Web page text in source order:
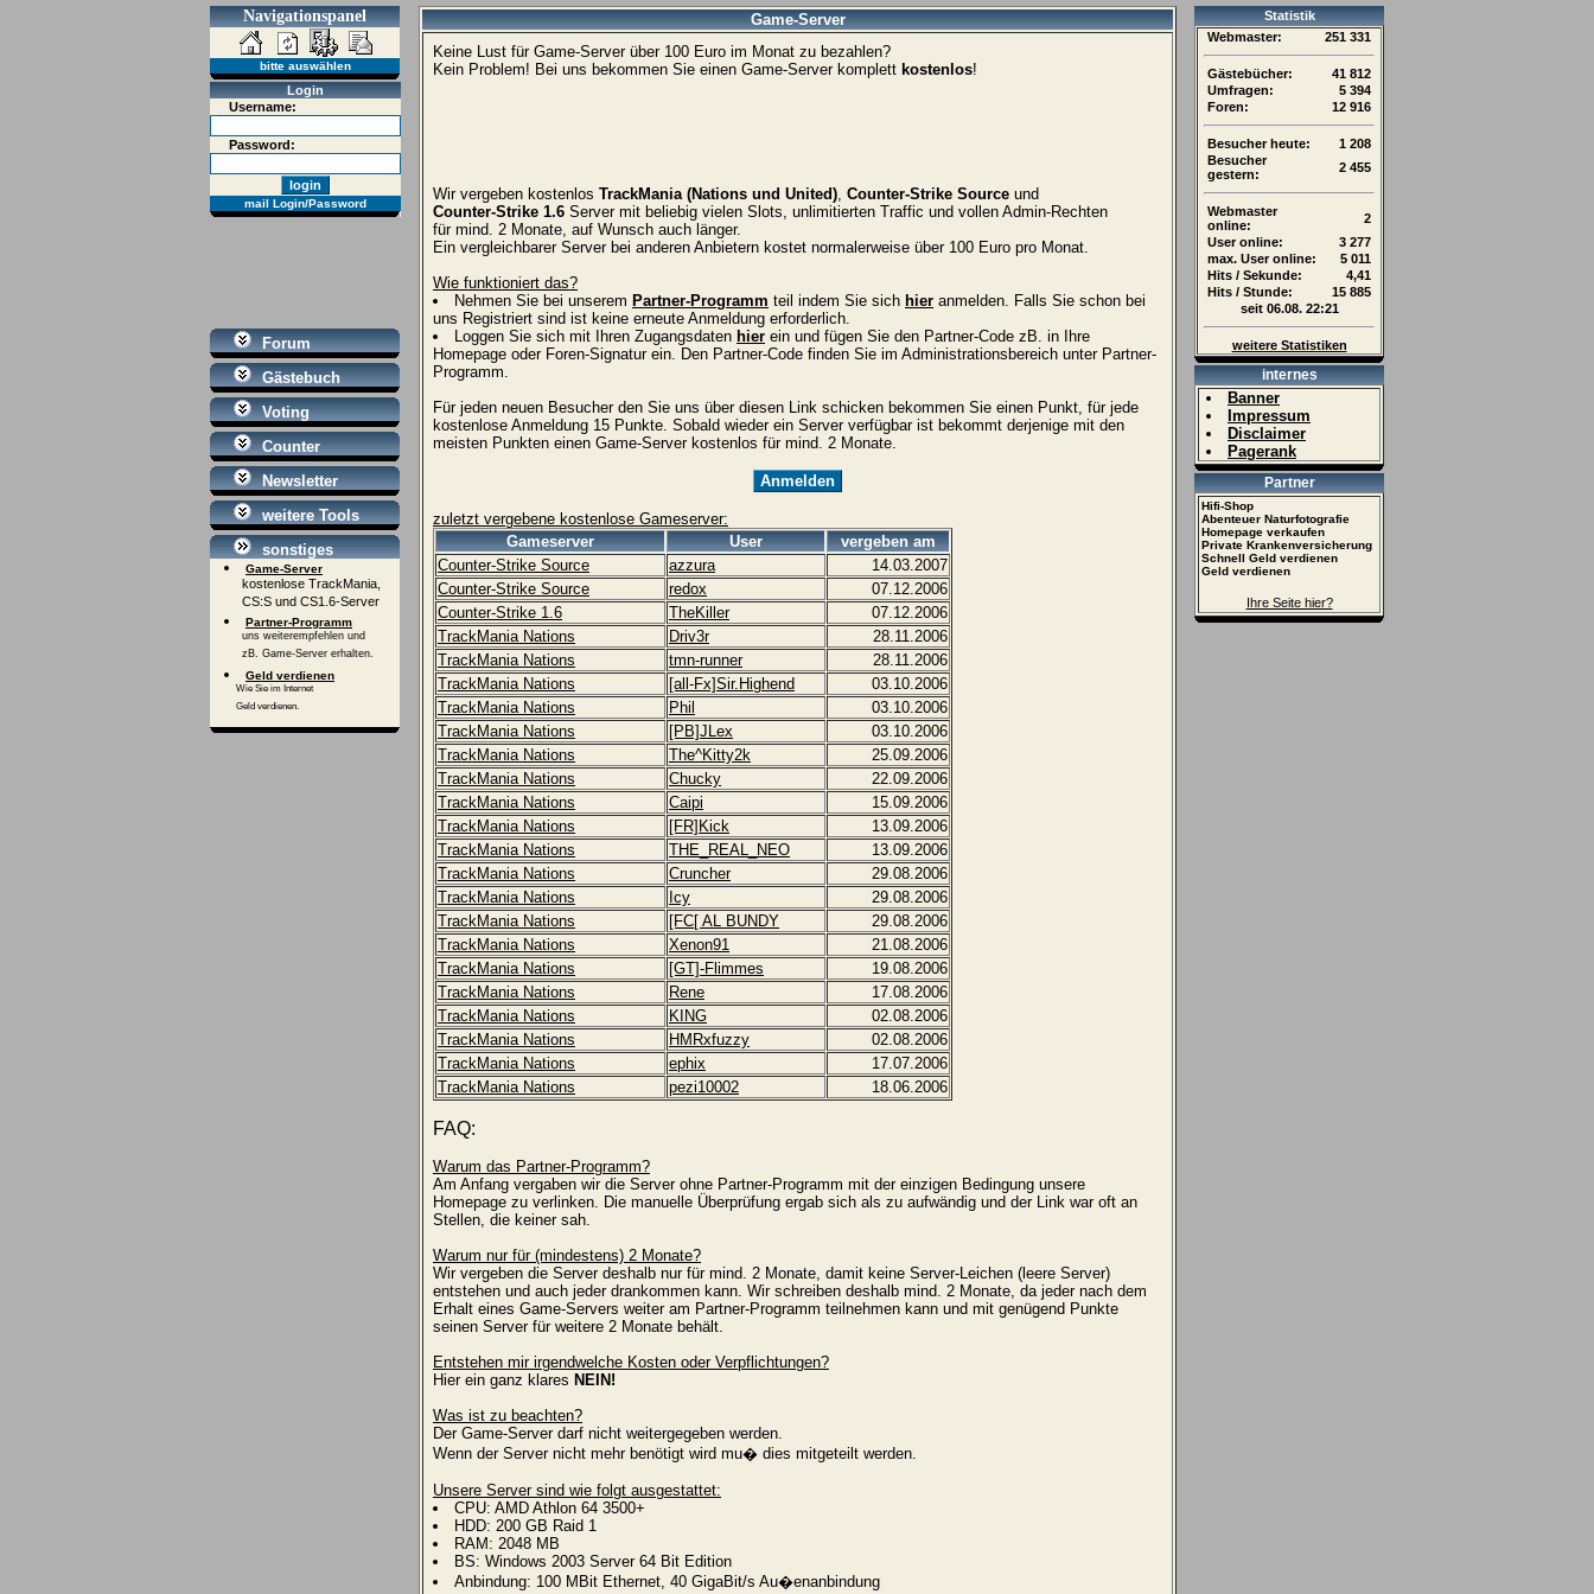
Navigationspanel
bitte auswählen
Login
Username:
Password:
mail Login/Password
Forum
Gästebuch
Voting
Counter
Newsletter
weitere Tools
sonstiges
Game-Server
kostenlose TrackMania,
CS:S und CS1.6-Server
Partner-Programm
uns weiterempfehlen und
zB. Game-Server erhalten.
Geld verdienen
Wie Sie im Internet
Geld verdienen.
Game-Server
Keine Lust für Game-Server über 100 Euro im Monat zu bezahlen?
Kein Problem! Bei uns bekommen Sie einen Game-Server komplett kostenlos!
Wir vergeben kostenlos TrackMania (Nations und United), Counter-Strike Source und
Counter-Strike 1.6 Server mit beliebig vielen Slots, unlimitierten Traffic und vollen Admin-Rechten
für mind. 2 Monate, auf Wunsch auch länger.
Ein vergleichbarer Server bei anderen Anbietern kostet normalerweise über 100 Euro pro Monat.
Wie funktioniert das?
Nehmen Sie bei unserem Partner-Programm teil indem Sie sich hier anmelden. Falls Sie schon bei
uns Registriert sind ist keine erneute Anmeldung erforderlich.
Loggen Sie sich mit Ihren Zugangsdaten hier ein und fügen Sie den Partner-Code zB. in Ihre
Homepage oder Foren-Signatur ein. Den Partner-Code finden Sie im Administrationsbereich unter Partner-
Programm.
Für jeden neuen Besucher den Sie uns über diesen Link schicken bekommen Sie einen Punkt, für jede
kostenlose Anmeldung 15 Punkte. Sobald wieder ein Server verfügbar ist bekommt derjenige mit den
meisten Punkten einen Game-Server kostenlos für mind. 2 Monate.
Anmelden
zuletzt vergebene kostenlose Gameserver:
Gameserver
User
vergeben am
Counter-Strike Source
azzura
14.03.2007
Counter-Strike Source
redox
07.12.2006
Counter-Strike 1.6
TheKiller
07.12.2006
TrackMania Nations
Driv3r
28.11.2006
TrackMania Nations
tmn-runner
28.11.2006
TrackMania Nations
[all-Fx]Sir.Highend
03.10.2006
TrackMania Nations
Phil
03.10.2006
TrackMania Nations
[PB]JLex
03.10.2006
TrackMania Nations
The^Kitty2k
25.09.2006
TrackMania Nations
Chucky
22.09.2006
TrackMania Nations
Caipi
15.09.2006
TrackMania Nations
[FR]Kick
13.09.2006
TrackMania Nations
THE_REAL_NEO
13.09.2006
TrackMania Nations
Cruncher
29.08.2006
TrackMania Nations
Icy
29.08.2006
TrackMania Nations
[FC[ AL BUNDY
29.08.2006
TrackMania Nations
Xenon91
21.08.2006
TrackMania Nations
[GT]-Flimmes
19.08.2006
TrackMania Nations
Rene
17.08.2006
TrackMania Nations
KING
02.08.2006
TrackMania Nations
HMRxfuzzy
02.08.2006
TrackMania Nations
ephix
17.07.2006
TrackMania Nations
pezi10002 18.06.2006
FAQ:
Warum das Partner-Programm?
Am Anfang vergaben wir die Server ohne Partner-Programm mit der einzigen Bedingung unsere
Homepage zu verlinken. Die manuelle Überprüfung ergab sich als zu aufwändig und der Link war oft an
Stellen, die keiner sah.
Warum nur für (mindestens) 2 Monate?
Wir vergeben die Server deshalb nur für mind. 2 Monate, damit keine Server-Leichen (leere Server)
entstehen und auch jeder drankommen kann. Wir schreiben deshalb mind. 2 Monate, da jeder nach dem
Erhalt eines Game-Servers weiter am Partner-Programm teilnehmen kann und mit genügend Punkte
seinen Server für weitere 2 Monate behält.
Entstehen mir irgendwelche Kosten oder Verpflichtungen?
Hier ein ganz klares NEIN!
Was ist zu beachten?
Der Game-Server darf nicht weitergegeben werden.
Wenn der Server nicht mehr benötigt wird mu� dies mitgeteilt werden.
Unsere Server sind wie folgt ausgestattet:
CPU: AMD Athlon 64 3500+
HDD: 200 GB Raid 1
RAM: 2048 MB
BS: Windows 2003 Server 64 Bit Edition
Anbindung: 100 MBit Ethernet, 40 GigaBit/s Au�enanbindung
Statistik
Webmaster:
251 331
Gästebücher:
41 812
Umfragen:
5 394
Foren:
12 916
Besucher heute:
1 208
Besucher
gestern:
2 455
Webmaster
online:
2
User online:
3 277
max. User online:
5 011
Hits / Sekunde:
4,41
Hits / Stunde:
15 885
seit 06.08. 22:21
weitere Statistiken
internes
Banner
Impressum
Disclaimer
Pagerank
Partner
Hifi-Shop
Abenteuer Naturfotografie
Homepage verkaufen
Private Krankenversicherung
Schnell Geld verdienen
Geld verdienen
Ihre Seite hier?